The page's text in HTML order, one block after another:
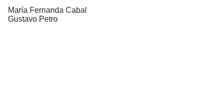
María Fernanda Cabal
Gustavo Petro